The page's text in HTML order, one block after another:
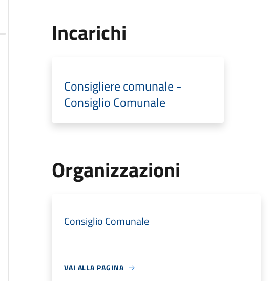
Incarichi
Consigliere comunale -
Consiglio Comunale
Organizzazioni
Consiglio Comunale
VAI ALLA PAGINA